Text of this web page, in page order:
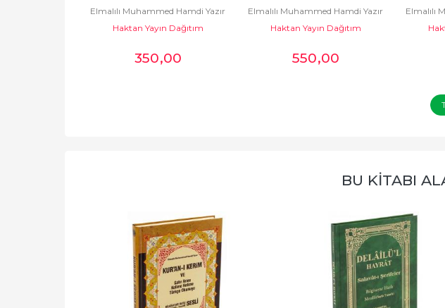
Okunuşlu,Tecvidli,Mealli ve...
Elmalılı Muhammed Hamdi Yazır
Haktan Yayın Dağıtım
350,00
Elmalılı Muhammed Hamdi Yazır
Haktan Yayın Dağıtım
550,00
Elmalılı
BU KITABI